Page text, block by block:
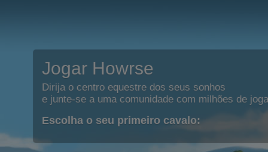
Jogar Howrse
Dirija o centro equestre dos seus sonhos
e junte-se a uma comunidade com milhões de
Escolha o seu primeiro cavalo: